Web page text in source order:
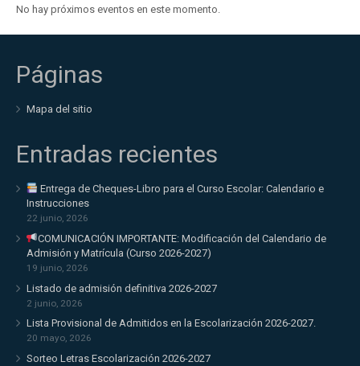
No hay próximos eventos en este momento.
Páginas
Mapa del sitio
Entradas recientes
Entrega de Cheques-Libro para el Curso Escolar: Calendario e
Instrucciones
22 junio, 2026
COMUNICACIÓN IMPORTANTE: Modificación del Calendario de
Admisión y Matrícula (Curso 2026-2027)
19 junio, 2026
Listado de admisión definitiva 2026-2027
2 junio, 2026
Lista Provisional de Admitidos en la Escolarización 2026-2027.
20 mayo, 2026
Sorteo Letras Escolarización 2026-2027